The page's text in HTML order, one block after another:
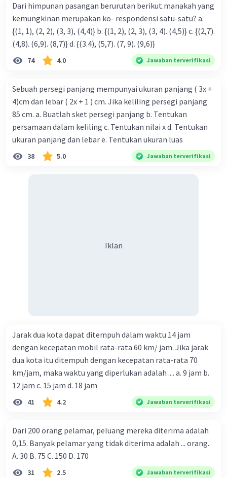
Iklan
Jawaban terverifikasi
jawabannya adalah A.
f(x) = ax+b
f(2) = 1 dan f(4) = 7
4a+b = 7
________-
-2a = -6
a = -6/(-2)
a = 3
substitusi a = 3, maka
2a+b = 1
Dari himpunan pasangan berurutan berikut.manakah yang
kemungkinan merupakan ko- respondensi satu-satu? a.
{(1, 1), (2, 2), (3, 3), (4,4)} b. {(1, 2), (2, 3), (3, 4). (4,5)} c. {(2,7).
(4,8). (6,9). (8,7)} d. {(3.4), (5,7). (7, 9). (9,6)}
74 4.0 Jawaban terverifikasi
Sebuah persegi panjang mempunyai ukuran panjang ( 3x +
4)cm dan lebar ( 2x + 1 ) cm. Jika keliling persegi panjang
85 cm. a. Buatlah sket persegi panjang b. Tentukan
persamaan dalam keliling c. Tentukan nilai x d. Tentukan
ukuran panjang dan lebar e. Tentukan ukuran luas
38 5.0 Jawaban terverifikasi
Iklan
Jarak dua kota dapat ditempuh dalam waktu 14 jam
dengan kecepatan mobil rata-rata 60 km/ jam. Jika jarak
dua kota itu ditempuh dengan kecepatan rata-rata 70
km/jam, maka waktu yang diperlukan adalah .... a. 9 jam b.
12 jam c. 15 jam d. 18 jam
41 4.2 Jawaban terverifikasi
Dari 200 orang pelamar, peluang mereka diterima adalah
0,15. Banyak pelamar yang tidak diterima adalah ... orang.
A. 30 B. 75 C. 150 D. 170
31 2.5 Jawaban terverifikasi